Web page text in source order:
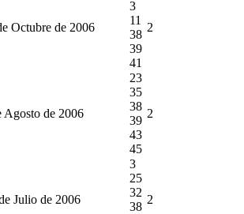
Octubre de 2006
3
11
38
39
41
2
Agosto de 2006
23
35
38
39
43
45
2
Julio de 2006
3
25
32
38
2